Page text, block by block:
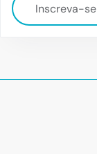
Inscreva-se